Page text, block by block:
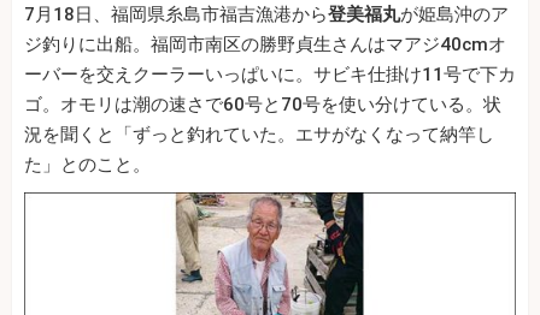
7月18日、福岡県糸島市福吉漁港から登美福丸が姫島沖のア
ジ釣りに出船。福岡市南区の勝野貞生さんはマアジ40cmオ
ーバーを交えクーラーいっぱいに。サビキ仕掛け11号で下カ
ゴ。オモリは潮の速さで60号と70号を使い分けている。状
況を聞くと「ずっと釣れていた。エサがなくなって納竿し
た」とのこと。